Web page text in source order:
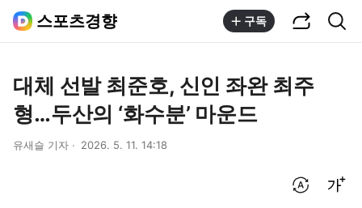
스포츠경향 구독
대체 선발 최준호, 신인 좌완 최주
형…두산의 ‘화수분’ 마운드
유새슬 기자 2026. 5. 11. 14:18